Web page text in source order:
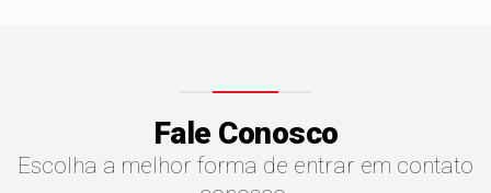
Fale Conosco
Escolha a melhor forma de entrar em contato